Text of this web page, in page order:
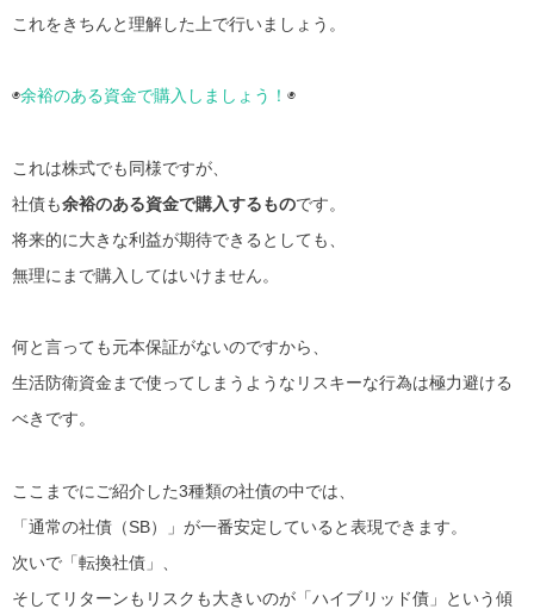
これをきちんと理解した上で行いましょう。
◉余裕のある資金で購入しましょう！ ◉
これは株式でも同様ですが、
社債も余裕のある資金で購入するものです。
将来的に大きな利益が期待できるとしても、
無理にまで購入してはいけません。
何と言っても元本保証がないのですから、
生活防衛資金まで使ってしまうようなリスキーな行為は極力避ける
べきです。
ここまでにご紹介した3種類の社債の中では、
「通常の社債（SB）」が一番安定していると表現できます。
次いで「転換社債」、
そしてリターンもリスクも大きいのが「ハイブリッド債」という傾